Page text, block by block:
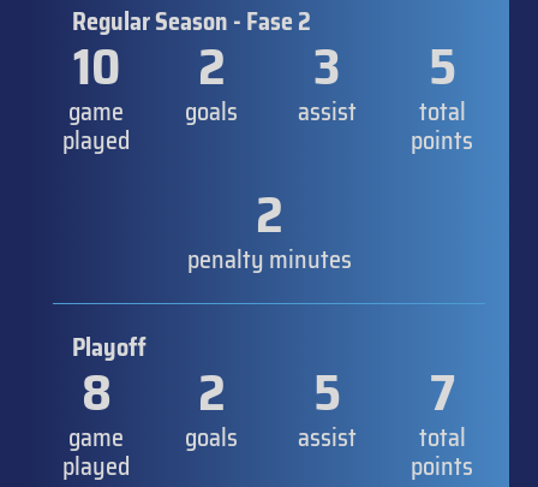
Regular Season - Fase 2
10
game
played
2
goals
3
assist
5
total
points
2
penalty minutes
Playoff
8
game
played
2
goals
5
assist
7
total
points